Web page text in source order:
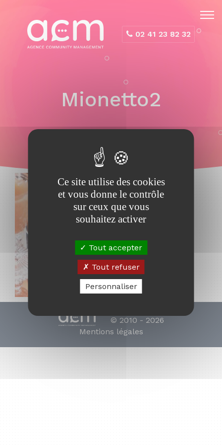
02 41 23 82 32
Mionetto2
© 2010 - 2026
Mentions légales
Ce site utilise des cookies
et vous donne le contrôle
sur ceux que vous
souhaitez activer
Tout accepter
Tout refuser
Personnaliser